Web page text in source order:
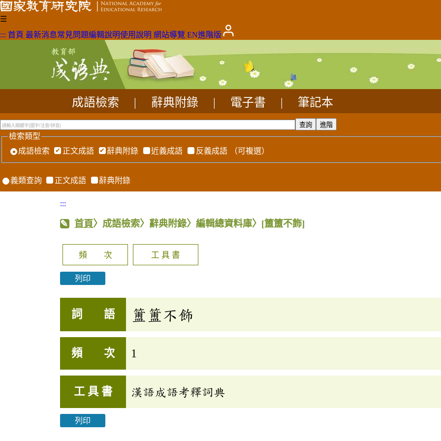
☰
::: 首頁 最新消息常見問題編輯說明使用說明 網站導覽 EN進階版
成語檢索 辭典附錄 電子書 筆記本
檢索類型
成語檢索
正文成語 辭典附錄 近義成語 反義成語 （可複選）
義類查詢 正文成語 辭典附錄
:::
首頁〉成語檢索〉辭典附錄〉編輯總資料庫〉 [簠簠不飾]
頻 次 工 具 書
列印
詞 語 簠簠不飾
頻 次 1
工 具 書 漢語成語考釋詞典
列印